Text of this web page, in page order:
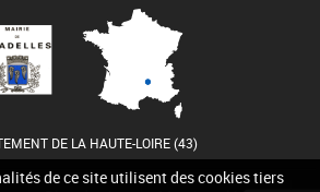
de ce site utilisent des cookies tiers
DE LA HAUTE-LOIRE (43)